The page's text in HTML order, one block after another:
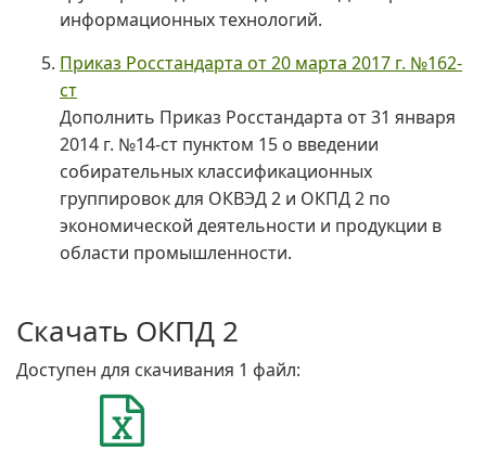
информационных технологий.
Приказ Росстандарта от 20 марта 2017 г. №162-
ст
Дополнить Приказ Росстандарта от 31 января
2014 г. №14-ст пунктом 15 о введении
собирательных классификационных
группировок для ОКВЭД 2 и ОКПД 2 по
экономической деятельности и продукции в
области промышленности.
Скачать ОКПД 2
Доступен для скачивания 1 файл: